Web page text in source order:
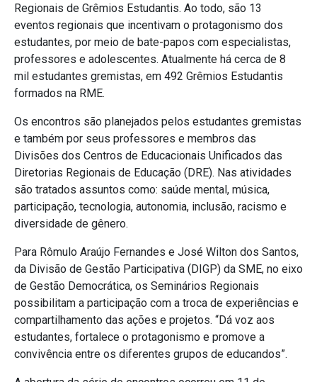
Regionais de Grêmios Estudantis. Ao todo, são 13
eventos regionais que incentivam o protagonismo dos
estudantes, por meio de bate-papos com especialistas,
professores e adolescentes. Atualmente há cerca de 8
mil estudantes gremistas, em 492 Grêmios Estudantis
formados na RME.
Os encontros são planejados pelos estudantes gremistas
e também por seus professores e membros das
Divisões dos Centros de Educacionais Unificados das
Diretorias Regionais de Educação (DRE). Nas atividades
são tratados assuntos como: saúde mental, música,
participação, tecnologia, autonomia, inclusão, racismo e
diversidade de gênero.
Para Rômulo Araújo Fernandes e José Wilton dos Santos,
da Divisão de Gestão Participativa (DIGP) da SME, no eixo
de Gestão Democrática, os Seminários Regionais
possibilitam a participação com a troca de experiências e
compartilhamento das ações e projetos. “Dá voz aos
estudantes, fortalece o protagonismo e promove a
convivência entre os diferentes grupos de educandos”.